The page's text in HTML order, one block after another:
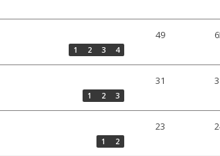
1 2 3 4
49
1 2 3
31
1 2
23